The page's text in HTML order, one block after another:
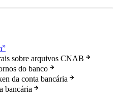
sobre arquivos CNAB
do banco
da conta bancária
bancária